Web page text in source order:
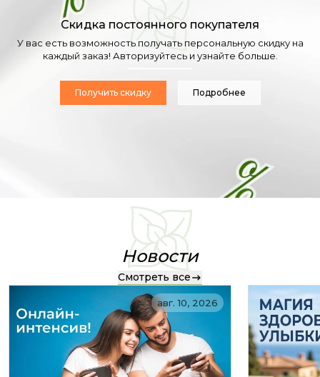
Скидка постоянного покупателя
У вас есть возможность получать персональную скидку на
каждый заказ! Авторизуйтесь и узнайте больше.
Получить скидку Подробнее
Новости
Смотреть все
авг. 10, 2026